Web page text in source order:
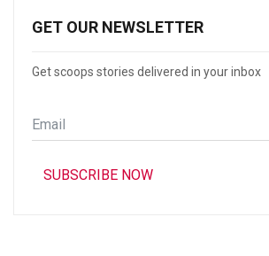
GET OUR NEWSLETTER
Get scoops stories delivered in your inbox
Email
*
SUBSCRIBE NOW